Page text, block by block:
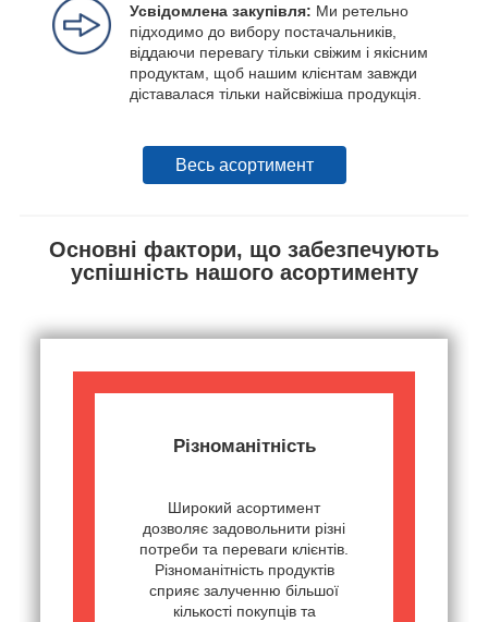
Усвідомлена закупівля: Ми ретельно
підходимо до вибору постачальників,
віддаючи перевагу тільки свіжим і якісним
продуктам, щоб нашим клієнтам завжди
діставалася тільки найсвіжіша продукція.
Весь асортимент
Основні фактори, що забезпечують
успішність нашого асортименту
Різноманітність
Широкий асортимент
дозволяє задовольнити різні
потреби та переваги клієнтів.
Різноманітність продуктів
сприяє залученню більшої
кількості покупців та